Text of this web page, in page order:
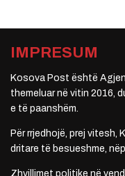
IMPRESUM
Kosova Post është
themeluar në vitin 2016,
e të paanshëm.
Për rrjedhojë, prej vitesh,
dritare të besueshme,
Zhvillimet politike në